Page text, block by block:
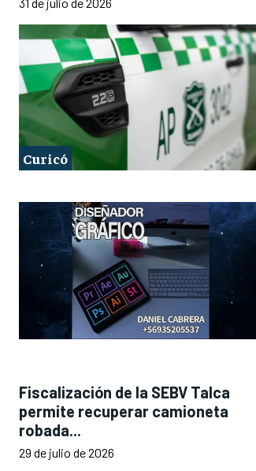
Curicó
Fiscalización de la SEBV Talca
permite recuperar camioneta
robada...
29 de julio de 2026